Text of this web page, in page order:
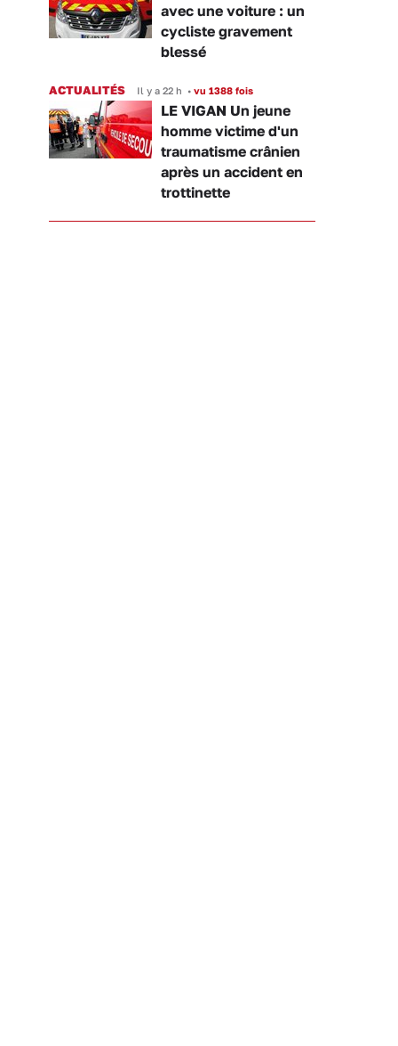
avec une voiture : un
cycliste gravement
blessé
ACTUALITÉS Il y a 22 h • vu 1388 fois
LE VIGAN Un jeune
homme victime d'un
traumatisme crânien
après un accident en
trottinette